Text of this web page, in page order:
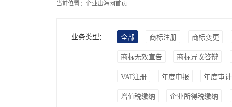
当前位置： 企业出海网首页
业务类型： 全部 商标注册 商标变更
商标无效宣告 商标异议答辩
VAT注册 年度申报 年度审计
增值税缴纳 企业所得税缴纳